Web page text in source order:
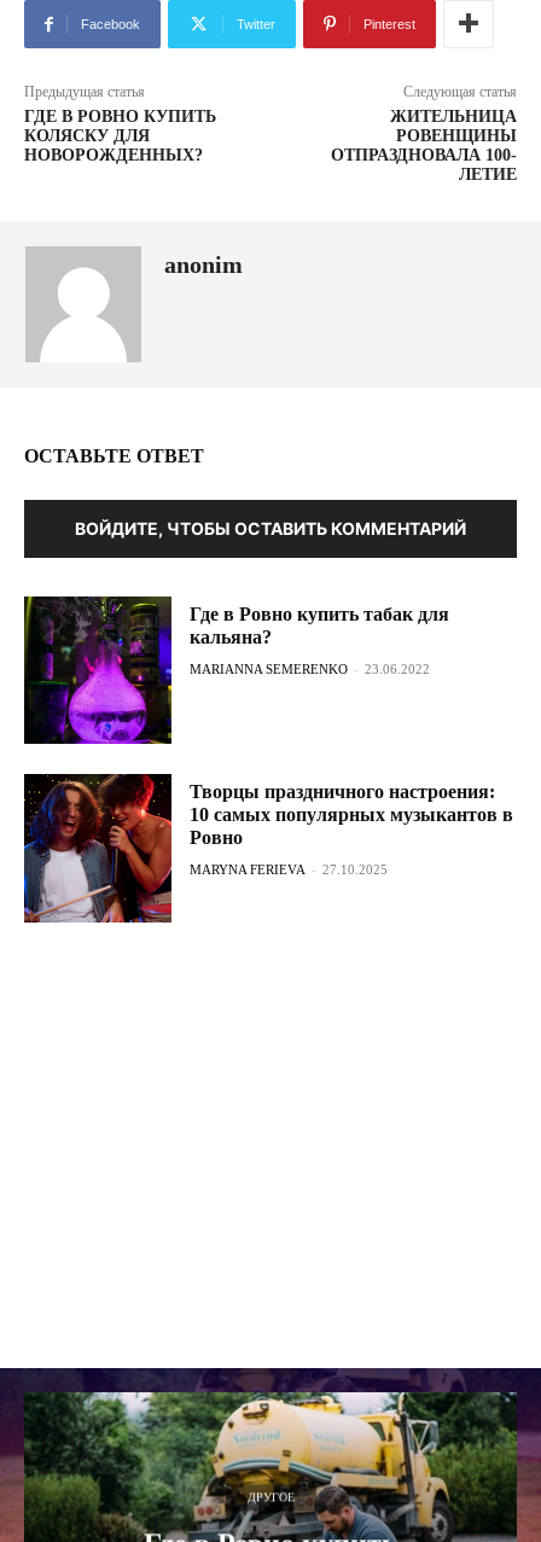
Facebook Twitter Pinterest
Предыдущая статья
ГДЕ В РОВНО КУПИТЬ
КОЛЯСКУ ДЛЯ
НОВОРОЖДЕННЫХ?
Следующая статья
ЖИТЕЛЬНИЦА
РОВЕНЩИНЫ
ОТПРАЗДНОВАЛА 100-
ЛЕТИЕ
anonim
ОСТАВЬТЕ ОТВЕТ
ВОЙДИТЕ, ЧТОБЫ ОСТАВИТЬ КОММЕНТАРИЙ
Где в Ровно купить табак для
кальяна?
MARIANNA SEMERENKO - 23.06.2022
Творцы праздничного настроения:
10 самых популярных музыкантов в
Ровно
MARYNA FERIEVA - 27.10.2025